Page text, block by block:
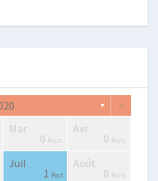
▼ >
Mar
0 Posts
Avr
0 Posts
Juil
1 Post
Août
0 Posts